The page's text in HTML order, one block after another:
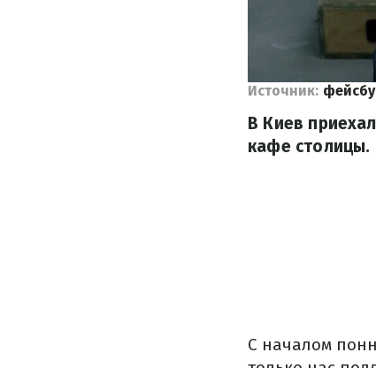
Источник:
В Киев
кафе столицы.
С началом